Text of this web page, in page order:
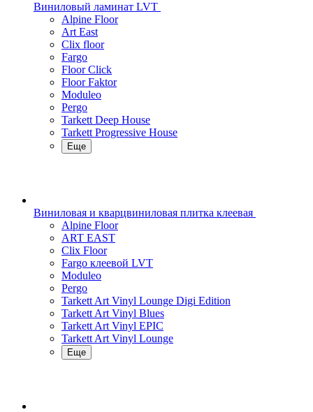
Виниловый ламинат LVT
Alpine Floor
Art East
Clix floor
Fargo
Floor Click
Floor Faktor
Moduleo
Pergo
Tarkett Deep House
Tarkett Progressive House
Еще
Виниловая и кварцвиниловая плитка клеевая
Alpine Floor
ART EAST
Clix Floor
Fargo клеевой LVT
Moduleo
Pergo
Tarkett Art Vinyl Lounge Digi Edition
Tarkett Art Vinyl Blues
Tarkett Art Vinyl EPIC
Tarkett Art Vinyl Lounge
Еще